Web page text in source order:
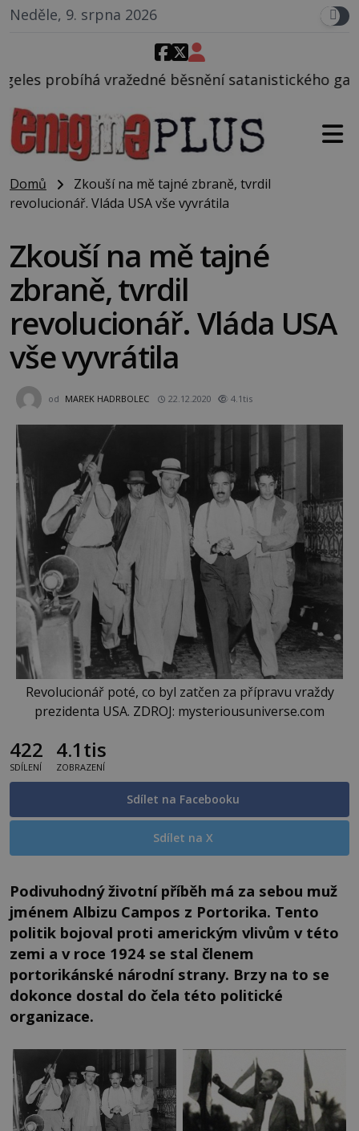
Neděle, 9. srpna 2026
běsnění satanistického gangu vedeného
Domů
Zkouší na mě tajné zbraně, tvrdil
revolucionář. Vláda USA vše vyvrátila
Zkouší na mě tajné
zbraně, tvrdil
revolucionář. Vláda USA
vše vyvrátila
od MAREK HADRBOLEC 22.12.2020 4.1tis
Revolucionář poté, co byl zatčen za přípravu vraždy
prezidenta USA. ZDROJ: mysteriousuniverse.com
422
SDÍLENÍ
4.1tis
ZOBRAZENÍ
Sdílet na Facebooku
Sdílet na X
Podivuhodný životní příběh má za sebou muž
jménem Albizu Campos z Portorika. Tento
politik bojoval proti americkým vlivům v této
zemi a v roce 1924 se stal členem
portorikánské národní strany. Brzy na to se
dokonce dostal do čela této politické
organizace.